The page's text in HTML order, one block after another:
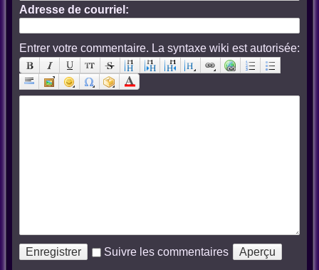
Adresse de courriel:
Entrer votre commentaire. La syntaxe wiki est autorisée:
Suivre les commentaires